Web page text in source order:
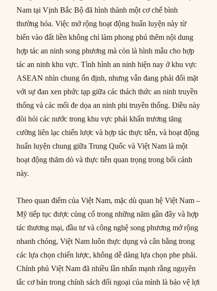
Nam tại Vịnh Bắc Bộ đã hình thành một cơ chế bình
thường hóa. Việc mở rộng hoạt động huấn luyện này từ
biển vào đất liền không chỉ làm phong phú thêm nội dung
hợp tác an ninh song phương mà còn là hình mẫu cho hợp
tác an ninh khu vực. Tình hình an ninh hiện nay ở khu vực
ASEAN nhìn chung ổn định, nhưng vẫn đang phải đối mặt
với sự đan xen phức tạp giữa các thách thức an ninh truyền
thống và các mối đe dọa an ninh phi truyền thống. Điều này
đòi hỏi các nước trong khu vực phải khẩn trương tăng
cường liên lạc chiến lược và hợp tác thực tiễn, và hoạt động
huấn luyện chung giữa Trung Quốc và Việt Nam là một
hoạt động thăm dò và thực tiễn quan trọng trong bối cảnh
này.
Theo quan điểm của Việt Nam, mặc dù quan hệ Việt Nam –
Mỹ tiếp tục được củng cố trong những năm gần đây và hợp
tác thương mại, đầu tư và công nghệ song phương mở rộng
nhanh chóng, Việt Nam luôn thực dụng và cân bằng trong
các lựa chọn chiến lược, không dễ dàng lựa chọn phe phái.
Chính phủ Việt Nam đã nhiều lần nhấn mạnh rằng nguyên
tắc cơ bản trong chính sách đối ngoại của mình là bảo vệ lợi